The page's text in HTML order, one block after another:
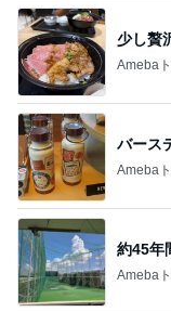
バース
Ameba
約45年
Ameba